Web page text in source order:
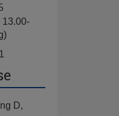
13.00-
D,